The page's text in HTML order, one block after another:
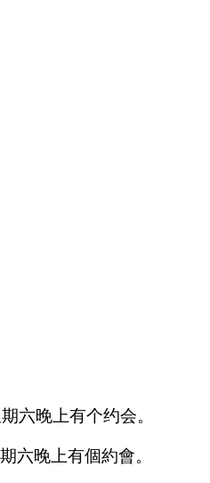
六晚上有个约会。
六晚上有個約會。